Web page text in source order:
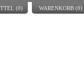
(0) WARENKORB (0)